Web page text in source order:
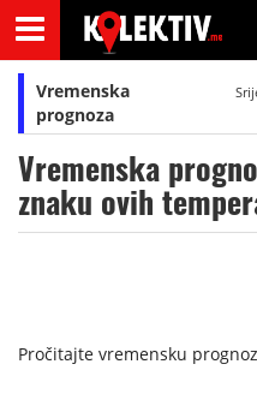
Vremenska
prognoza
Vremenska
znaku ovih
Pročitajte vremensku